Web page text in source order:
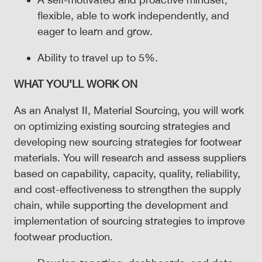
flexible, able to work independently, and
eager to learn and grow.
Ability to travel up to 5%.
WHAT YOU’LL WORK ON
As an Analyst II, Material Sourcing, you will work
on optimizing existing sourcing strategies and
developing new sourcing strategies for footwear
materials. You will research and assess suppliers
based on capability, capacity, quality, reliability,
and cost-effectiveness to strengthen the supply
chain, while supporting the development and
implementation of sourcing strategies to improve
footwear production.